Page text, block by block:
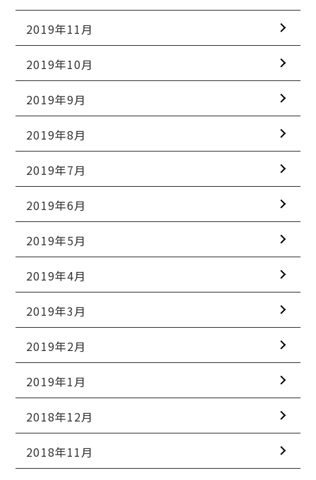
2019年11月
2019年10月
2019年9月
2019年8月
2019年7月
2019年6月
2019年5月
2019年4月
2019年3月
2019年2月
2019年1月
2018年12月
2018年11月